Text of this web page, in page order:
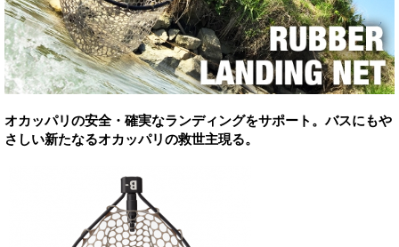
オカッパリの安全・確実なランディングをサポート。バスにもや
さしい新たなるオカッパリの救世主現る。